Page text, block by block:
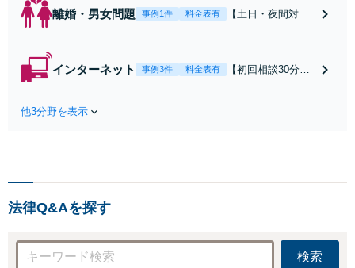
離婚・男女問題 事例1件 料金表有
【土日・夜間対応
れたら、サインす
インターネット 事例3件 料金表有
【初回相談30分無
お店の風評被害対
応可：開示請求の
意見照会が来たと
他3分野を表示
法律Q&Aを探す
検索